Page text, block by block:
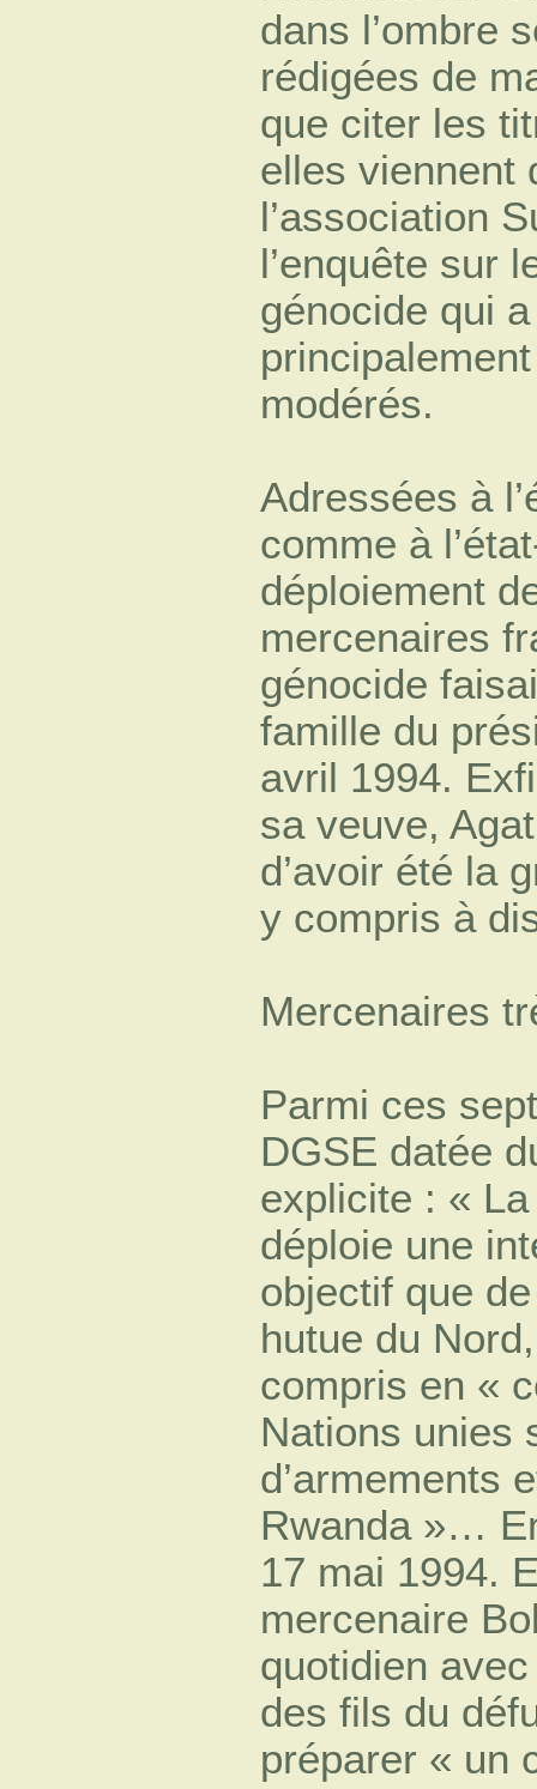
dans l’ombre
rédigées de
que citer les
elles viennent
l’association
l’enquête sur
génocide qui
modérés.
Adressées à
comme à
déploiement
mercenaires
génocide
famille du
avril 1994.
sa veuve,
d’avoir été la
y compris à
Mercenaires
Parmi ces
DGSE datée
explicite : «
déploie une
objectif que
hutue du
compris en «
Nations unies
d’armements
Rwanda »…
17 mai 1994.
mercenaire
quotidien
des fils du
préparer « un